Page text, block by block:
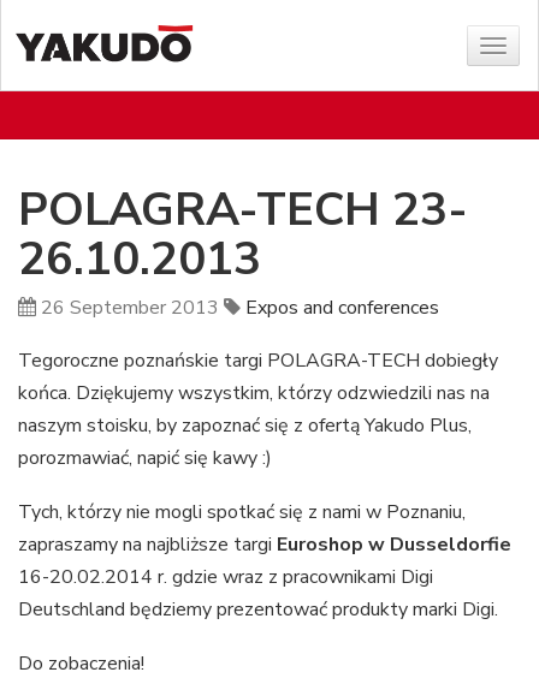
Show
menu
POLAGRA-TECH 23-
26.10.2013
26 September 2013
Expos and conferences
Tegoroczne poznańskie targi POLAGRA-TECH dobiegły
końca. Dziękujemy wszystkim, którzy odzwiedzili nas na
naszym stoisku, by zapoznać się z ofertą Yakudo Plus,
porozmawiać, napić się kawy :)
Tych, którzy nie mogli spotkać się z nami w Poznaniu,
zapraszamy na najbliższe targi Euroshop w Dusseldorfie
16-20.02.2014 r. gdzie wraz z pracownikami Digi
Deutschland będziemy prezentować produkty marki Digi.
Do zobaczenia!